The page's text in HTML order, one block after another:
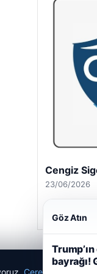
Cengiz
23/06/2026
Çerez Politikamız
Göz Atın
bayrağı!